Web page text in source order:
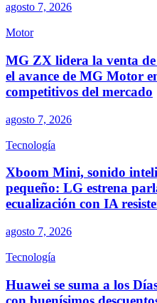
agosto 7, 2026
Motor
MG ZX lidera la venta
el avance de MG Motor
competitivos del mercado
agosto 7, 2026
Tecnología
Xboom Mini, sonido
pequeño: LG estrena
ecualización con IA
agosto 7, 2026
Tecnología
Huawei se suma a los